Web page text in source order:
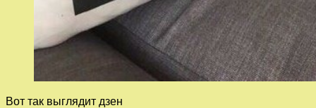
Вот так выглядит дзен